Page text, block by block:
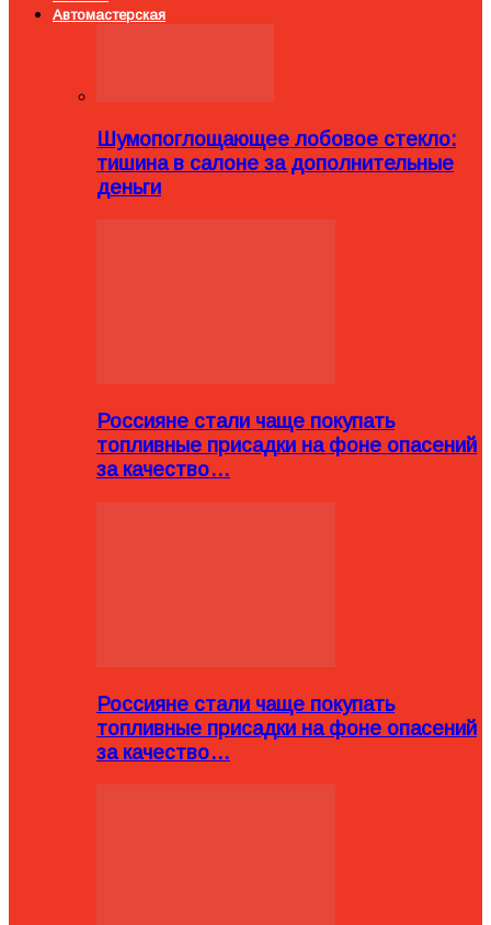
Автомастерская
Шумопоглощающее лобовое стекло:
тишина в салоне за дополнительные
деньги
Россияне стали чаще покупать
топливные присадки на фоне опасений
за качество…
Россияне стали чаще покупать
топливные присадки на фоне опасений
за качество…